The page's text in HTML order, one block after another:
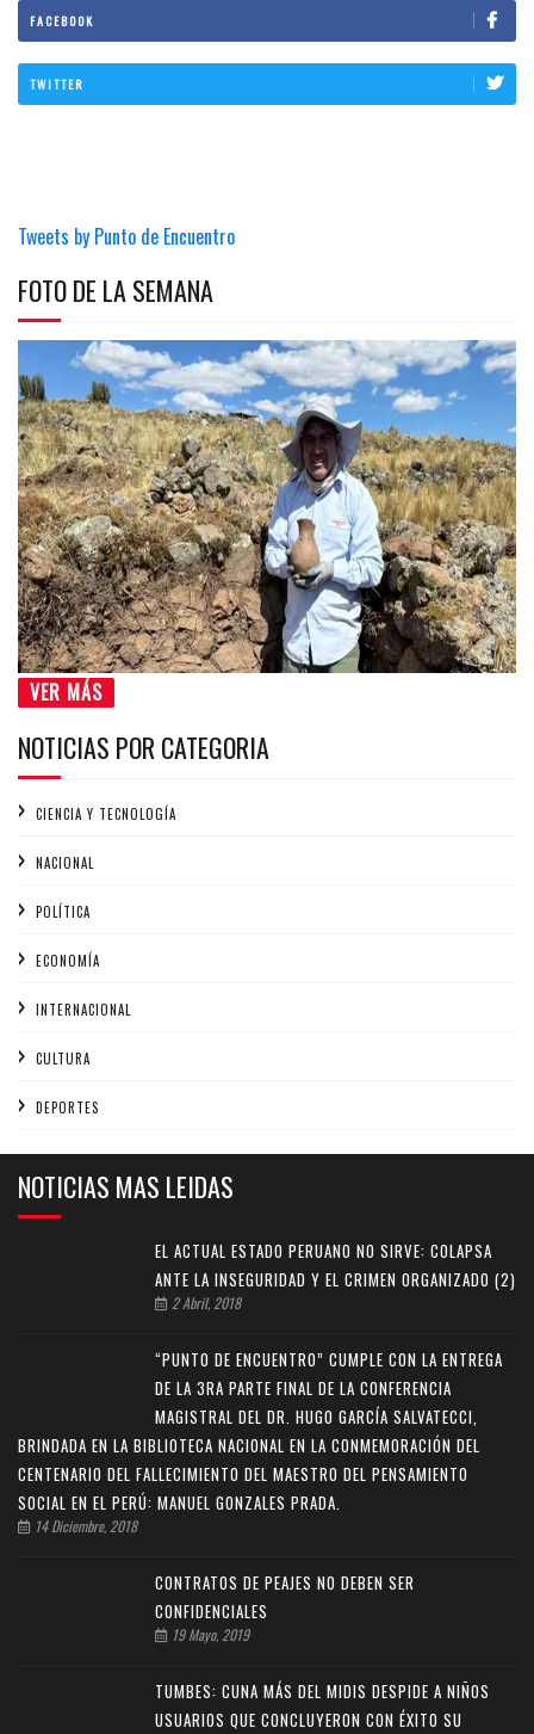
FACEBOOK
TWITTER
Tweets by Punto de Encuentro
FOTO DE LA SEMANA
VER MÁS
NOTICIAS POR CATEGORIA
CIENCIA Y TECNOLOGÍA
NACIONAL
POLÍTICA
ECONOMÍA
INTERNACIONAL
CULTURA
DEPORTES
NOTICIAS MAS LEIDAS
EL ACTUAL ESTADO PERUANO NO SIRVE: COLAPSA
ANTE LA INSEGURIDAD Y EL CRIMEN ORGANIZADO (2)
2 Abril, 2018
“PUNTO DE ENCUENTRO” CUMPLE CON LA ENTREGA
DE LA 3RA PARTE FINAL DE LA CONFERENCIA
MAGISTRAL DEL DR. HUGO GARCÍA SALVATECCI,
BRINDADA EN LA BIBLIOTECA NACIONAL EN LA CONMEMORACIÓN DEL
CENTENARIO DEL FALLECIMIENTO DEL MAESTRO DEL PENSAMIENTO
SOCIAL EN EL PERÚ: MANUEL GONZALES PRADA.
14 Diciembre, 2018
CONTRATOS DE PEAJES NO DEBEN SER
CONFIDENCIALES
19 Mayo, 2019
TUMBES: CUNA MÁS DEL MIDIS DESPIDE A NIÑOS
USUARIOS QUE CONCLUYERON CON ÉXITO SU